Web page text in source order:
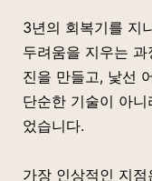
3년의 회복기를 지
두려움을 지우는
진을 만들고, 낯선
단순한 기술이 아니
었습니다.
가장 인상적인 지